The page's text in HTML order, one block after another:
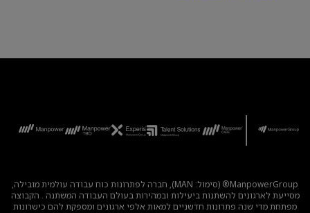
ManpowerGroup® (סימול: MAN), חברה לפתרונות כוח עבודה עולמית מובילה,
מסייעת לארגונים להשתנות ביעילות ובמהירות בעולם העבודה המשתנה . הקבוצה
מפתחת מדי שנה פתרונות חדשניים למאות אלפי ארגונים ומספקת להם כישרונות